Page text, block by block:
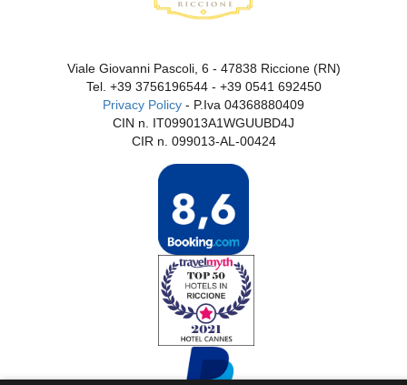
Viale Giovanni Pascoli, 6 - 47838 Riccione (RN)
Tel. +39 3756196544- +39 0541 692450
Privacy Policy - P.Iva 04368880409
CIN n. IT099013A1WGUUBD4J
CIR n. 099013-AL-00424